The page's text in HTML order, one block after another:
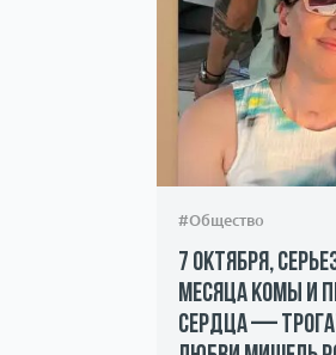
#Общество
7 октября,
месяца комы и
сердца —